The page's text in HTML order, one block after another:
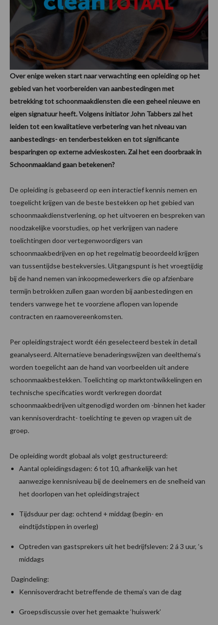
Over enige weken start naar verwachting een opleiding op het
gebied van het voorbereiden van aanbestedingen met
betrekking tot schoonmaakdiensten die een geheel nieuwe en
eigen signatuur heeft. Volgens initiator John Tabbers zal het
leiden tot een kwalitatieve verbetering van het niveau van
aanbestedings- en tenderbestekken en tot significante
besparingen op externe advieskosten. Zal het een doorbraak in
Schoonmaakland gaan betekenen?
De opleiding is gebaseerd op een interactief kennis nemen en
toegelicht krijgen van de beste bestekken op het gebied van
schoonmaakdienstverlening, op het uitvoeren en bespreken van
noodzakelijke voorstudies, op het verkrijgen van nadere
toelichtingen door vertegenwoordigers van
schoonmaakbedrijven en op het regelmatig beoordeeld krijgen
van tussentijdse bestekversies. Uitgangspunt is het vroegtijdig
bij de hand nemen van inkoopmedewerkers die op afzienbare
termijn betrokken zullen gaan worden bij aanbestedingen en
tenders vanwege het te voorziene aflopen van lopende
contracten en raamovereenkomsten.
Per opleidingstraject wordt één geselecteerd bestek in detail
geanalyseerd. Alternatieve benaderingswijzen van deelthema’s
worden toegelicht aan de hand van voorbeelden uit andere
schoonmaakbestekken. Toelichting op marktontwikkelingen en
technische specificaties wordt verkregen doordat
schoonmaakbedrijven uitgenodigd worden om -binnen het kader
van kennisoverdracht- toelichting te geven op vragen uit de
groep.
De opleiding wordt globaal als volgt gestructureerd:
Aantal opleidingsdagen: 6 tot 10, afhankelijk van het
aanwezige kennisniveau bij de deelnemers en de snelheid van
het doorlopen van het opleidingstraject
Tijdsduur per dag: ochtend + middag (begin- en
eindtijdstippen in overleg)
Optreden van gastsprekers uit het bedrijfsleven: 2 á 3 uur, ’s
middags
Dagindeling:
Kennisoverdracht betreffende de thema’s van de dag
Groepsdiscussie over het gemaakte ‘huiswerk’